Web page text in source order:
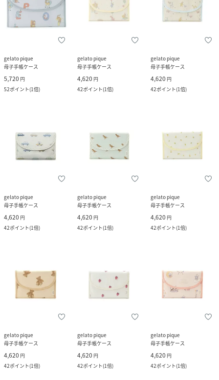
gelato pique
母子手帳ケース
5,720 円
52ポイント(1倍)
gelato pique
母子手帳ケース
4,620 円
42ポイント(1倍)
gelato pique
母子手帳ケース
4,620 円
42ポイント(1倍)
gelato pique
母子手帳ケース
4,620 円
42ポイント(1倍)
gelato pique
母子手帳ケース
4,620 円
42ポイント(1倍)
gelato pique
母子手帳ケース
4,620 円
42ポイント(1倍)
gelato pique
母子手帳ケース
4,620 円
42ポイント(1倍)
gelato pique
母子手帳ケース
4,620 円
42ポイント(1倍)
gelato pique
母子手帳ケース
4,620 円
42ポイント(1倍)